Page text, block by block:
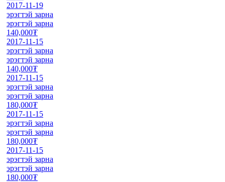
2017-11-19
эрэгтэй зарна
эрэгтэй зарна
140,000₮
2017-11-15
эрэгтэй зарна
эрэгтэй зарна
140,000₮
2017-11-15
эрэгтэй зарна
эрэгтэй зарна
180,000₮
2017-11-15
эрэгтэй зарна
эрэгтэй зарна
180,000₮
2017-11-15
эрэгтэй зарна
эрэгтэй зарна
180,000₮